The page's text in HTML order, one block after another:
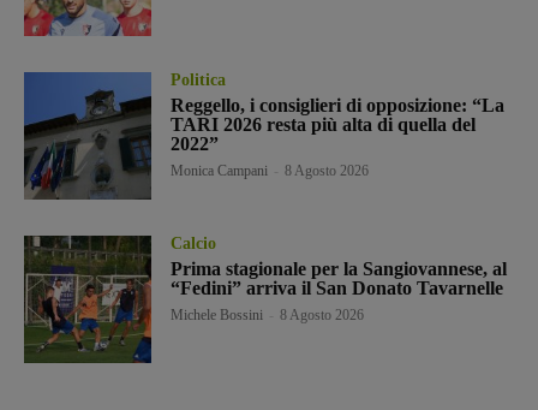
Politica
Reggello, i consiglieri di opposizione: “La
TARI 2026 resta più alta di quella del
2022”
Monica Campani 8 Agosto 2026
Calcio
Prima stagionale per la Sangiovannese, al
“Fedini” arriva il San Donato Tavarnelle
Michele Bossini 8 Agosto 2026